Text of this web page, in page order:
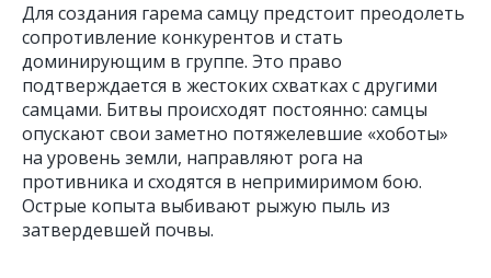
Для создания гарема самцу предстоит преодолеть
сопротивление конкурентов и стать
доминирующим в группе. Это право
подтверждается в жестоких схватках с другими
самцами. Битвы происходят постоянно: самцы
опускают свои заметно потяжелевшие «хоботы»
на уровень земли, направляют рога на
противника и сходятся в непримиримом бою.
Острые копыта выбивают рыжую пыль из
затвердевшей почвы.